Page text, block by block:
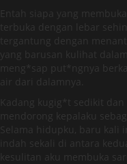
Entah siapa yang
terbuka dengan lebar
tergantung dengan
yang barusan kulihat
meng*sap put*ngnya
air dari dalamnya.
Kadang kugig*t sedikit
mendorong kepalaku
Selama hidupku, baru kali
indah sekali di antara
kesulitan aku membuka